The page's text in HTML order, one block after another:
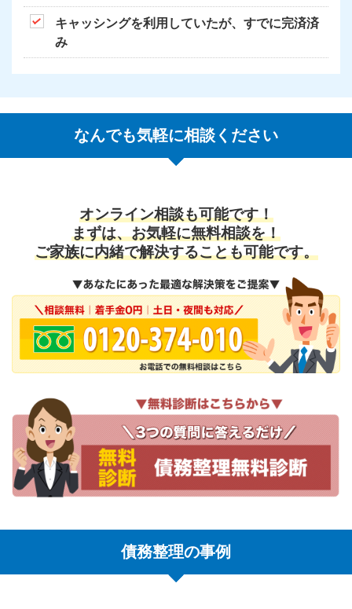
キャッシングを利用していたが、すでに完済済
み
なんでも気軽に相談ください
オンライン相談も可能です！
まずは、お気軽に無料相談を！
ご家族に内緒で解決することも可能です。
債務整理の事例